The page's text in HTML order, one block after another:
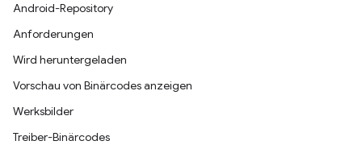
Android-Repository
Anforderungen
Wird heruntergeladen
Vorschau von Binärcodes anzeigen
Werksbilder
Treiber-Binärcodes